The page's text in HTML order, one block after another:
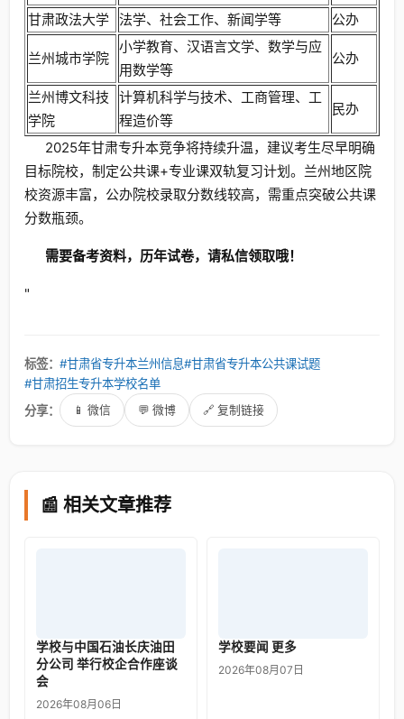
甘肃政法大学 法学、社会工作、新闻学等 公办
兰州城市学院
小学教育、汉语言文学、数学与应
用数学等
公办
兰州博文科技
学院
计算机科学与技术、工商管理、工
程造价等
民办
2025年甘肃专升本竞争将持续升温，建议考生尽早明确
目标院校，制定公共课+专业课双轨复习计划。兰州地区院
校资源丰富，公办院校录取分数线较高，需重点突破公共课
分数瓶颈。
需要备考资料，历年试卷，请私信领取哦！
"
标签： #甘肃省专升本兰州信息#甘肃省专升本公共课试题
#甘肃招生专升本学校名单
分享：
📱 微信 💬 微博 🔗 复制链接
📰 相关文章推荐
学校与中国石油长庆油田
分公司 举行校企合作座谈
会
2026年08月06日
学校要闻 更多
2026年08月07日